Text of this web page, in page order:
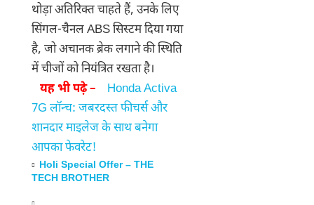
थोड़ा अतिरिक्त चाहते हैं, उनके लिए
सिंगल-चैनल ABS सिस्टम दिया गया
है, जो अचानक ब्रेक लगाने की स्थिति
में चीजों को नियंत्रित रखता है।
यह भी पढ़े –
Honda Activa
7G लॉन्च: जबरदस्त फीचर्स और
शानदार माइलेज के साथ बनेगा
आपका फेवरेट!
Holi Special Offer – THE
TECH BROTHER